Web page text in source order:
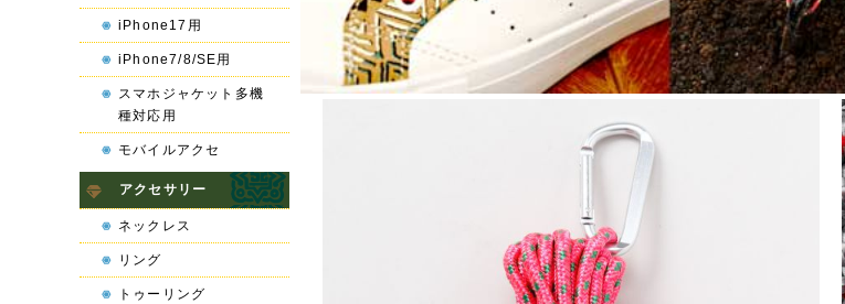
iPhone17用
iPhone7/8/SE用
スマホジャケット多機
種対応用
モバイルアクセ
アクセサリー
ネックレス
リング
トゥーリング